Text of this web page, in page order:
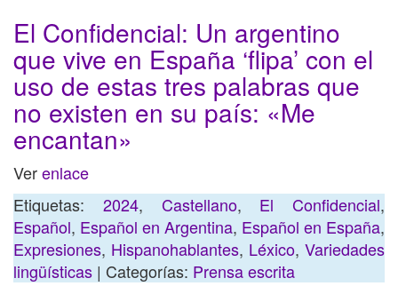
El Confidencial: Un argentino
que vive en España ‘flipa’ con el
uso de estas tres palabras que
no existen en su país: «Me
encantan»
Verenlace
Etiquetas: 2024, Castellano, El Confidencial,
Español, Español en Argentina, Español en España,
Expresiones, Hispanohablantes, Léxico, Variedades
lingüísticas | Categorías: Prensa escrita